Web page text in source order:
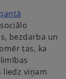
bezdarba un
tas, ka
liedz viņam